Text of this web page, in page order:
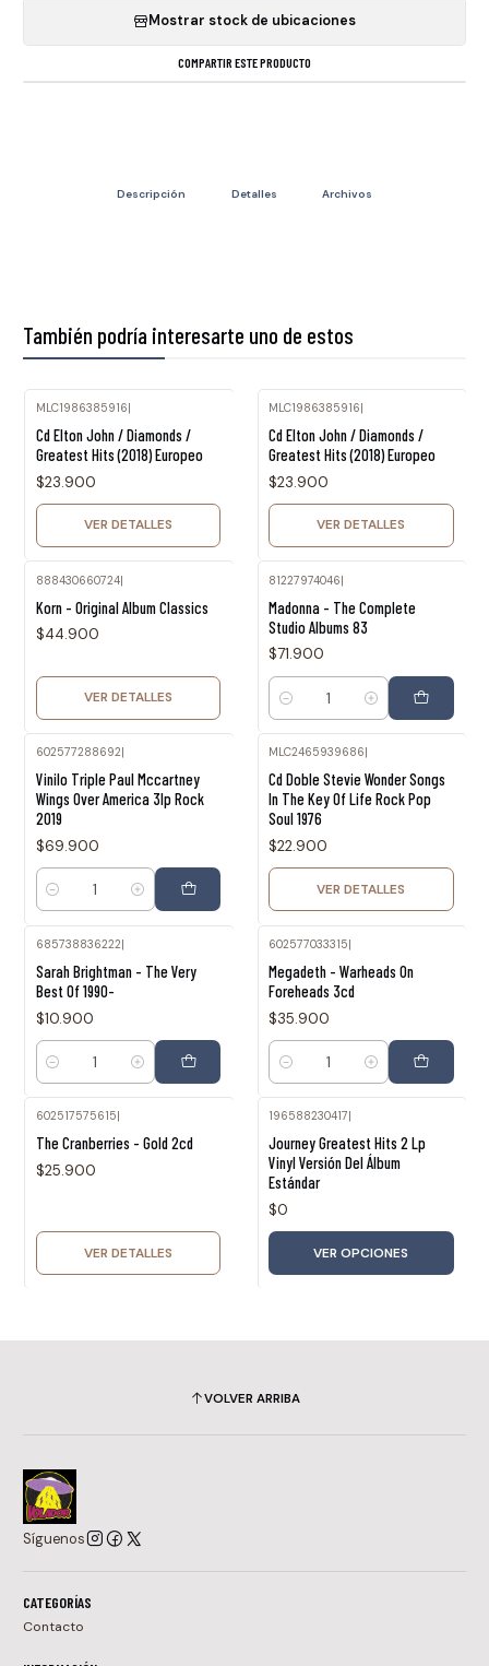
Mostrar stock de ubicaciones
COMPARTIR ESTE PRODUCTO
Descripción Detalles Archivos
También podría interesarte uno de estos
MLC1986385916|
Cd Elton John / Diamonds /
Greatest Hits (2018) Europeo
$23.900
VER DETALLES
MLC1986385916|
Cd Elton John / Diamonds /
Greatest Hits (2018) Europeo
$23.900
VER DETALLES
888430660724|
Korn - Original Album Classics
$44.900
VER DETALLES
81227974046|
Madonna - The Complete
Studio Albums 83
$71.900
Cantidad
602577288692|
Vinilo Triple Paul Mccartney
Wings Over America 3lp Rock
2019
$69.900
Cantidad
MLC2465939686
Cd Doble Stevie Wonder Songs
In The Key Of Life Rock Pop
Soul 1976
$22.900
VER DETALLES
685738836222|
Sarah Brightman - The Very
Best Of 1990-
$10.900
Cantidad
602577033315|
Megadeth - Warheads On
Foreheads 3cd
$35.900
Cantidad
602517575615
The Cranberries - Gold 2cd
$25.900
VER DETALLES
196588230417
Journey Greatest Hits 2 Lp
Vinyl Versión Del Álbum
Estándar
$0
VER OPCIONES
VOLVER ARRIBA
Síguenos
CATEGORÍAS
Contacto